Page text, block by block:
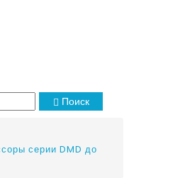
Поиск
серии DMD до